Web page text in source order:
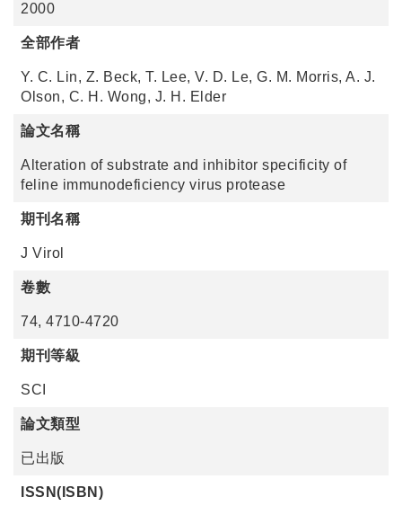
2000
全部作者
Y. C. Lin, Z. Beck, T. Lee, V. D. Le, G. M. Morris, A. J.
Olson, C. H. Wong, J. H. Elder
論文名稱
Alteration of substrate and inhibitor specificity of
feline immunodeficiency virus protease
期刊名稱
J Virol
卷數
74, 4710-4720
期刊等級
SCI
論文類型
已出版
ISSN(ISBN)